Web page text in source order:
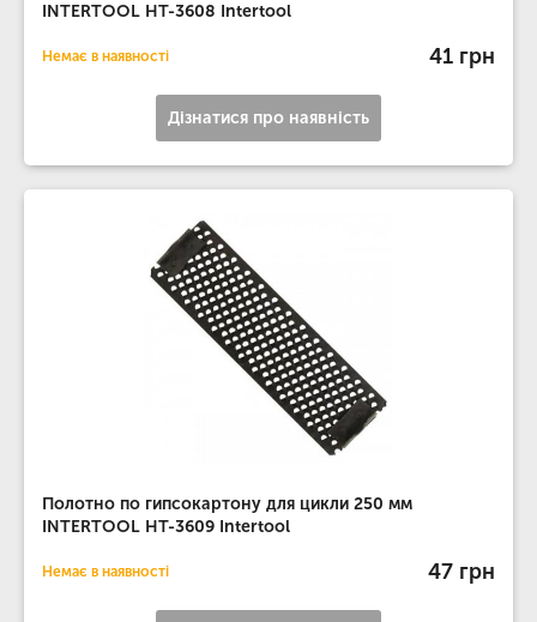
INTERTOOL HT-3608 Intertool
Немає в наявності 41 грн
Дізнатися про наявність
Полотно по гипсокартону для цикли 250 мм
INTERTOOL HT-3609 Intertool
Немає в наявності 47 грн